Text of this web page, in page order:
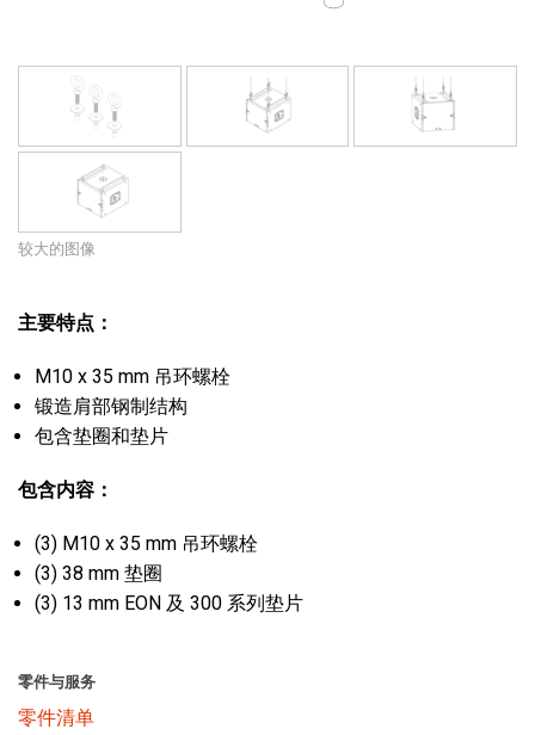
较大的图像
主要特点：
M10 x 35 mm 吊环螺栓
锻造肩部钢制结构
包含垫圈和垫片
包含内容：
(3) M10 x 35 mm 吊环螺栓
(3) 38 mm 垫圈
(3) 13 mm EON 及 300 系列垫片
零件与服务
零件清单